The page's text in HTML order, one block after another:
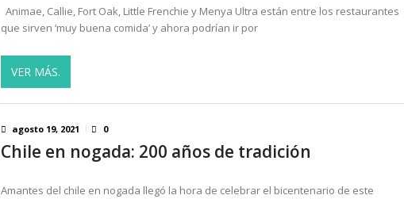
Animae, Callie, Fort Oak, Little Frenchie y Menya Ultra están entre los restaurantes
que sirven ‘muy buena comida’ y ahora podrían ir por
VER MÁS.
agosto 19, 2021 0
Chile en nogada: 200 años de tradición
Amantes del chile en nogada llegó la hora de celebrar el bicentenario de este